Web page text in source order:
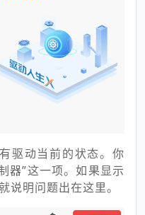
驱动当前的状态。你
器”这一项。如果显示
说明问题出在这里。